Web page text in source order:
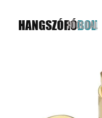
HANGSZÓRÓBOLT
FŐOLDAL